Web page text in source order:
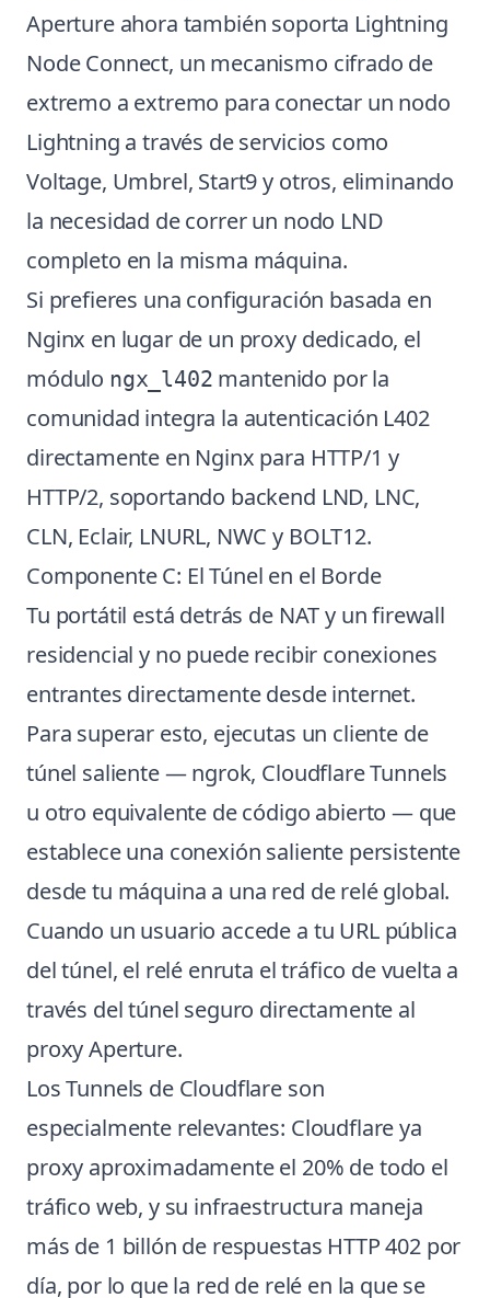
Aperture ahora también soporta Lightning
Node Connect, un mecanismo cifrado de
extremo a extremo para conectar un nodo
Lightning a través de servicios como
Voltage, Umbrel, Start9 y otros, eliminando
la necesidad de correr un nodo LND
completo en la misma máquina.
Si prefieres una configuración basada en
Nginx en lugar de un proxy dedicado, el
módulo ngx_l402 mantenido por la
comunidad integra la autenticación L402
directamente en Nginx para HTTP/1 y
HTTP/2, soportando backend LND, LNC,
CLN, Eclair, LNURL, NWC y BOLT12.
Componente C: El Túnel en el Borde
Tu portátil está detrás de NAT y un firewall
residencial y no puede recibir conexiones
entrantes directamente desde internet.
Para superar esto, ejecutas un cliente de
túnel saliente — ngrok, Cloudflare Tunnels
u otro equivalente de código abierto — que
establece una conexión saliente persistente
desde tu máquina a una red de relé global.
Cuando un usuario accede a tu URL pública
del túnel, el relé enruta el tráfico de vuelta a
través del túnel seguro directamente al
proxy Aperture.
Los Tunnels de Cloudflare son
especialmente relevantes: Cloudflare ya
proxy aproximadamente el 20% de todo el
tráfico web, y su infraestructura maneja
más de 1 billón de respuestas HTTP 402 por
día, por lo que la red de relé en la que se